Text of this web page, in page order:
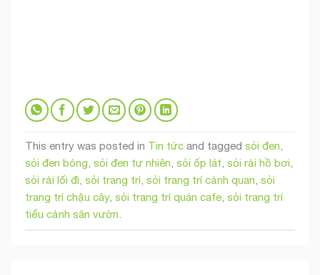
This entry was posted in Tin tức and tagged sỏi đen
sỏi đen bóng sỏi đen tự nhiên sỏi ốp lát sỏi rải hồ bơi
sỏi rải lối đi sỏi trang trí sỏi trang trí cảnh quan sỏi
trang trí chậu cây, sỏi trang trí quán cafe sỏi trang trí
tiểu cảnh sân vườn